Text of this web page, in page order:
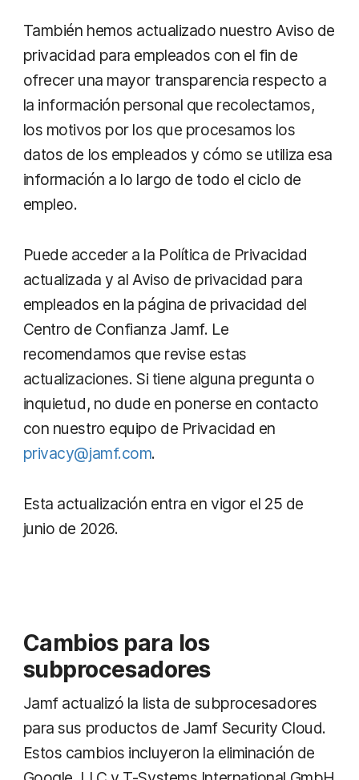
También hemos actualizado nuestro Aviso de
privacidad para empleados con el fin de
ofrecer una mayor transparencia respecto a
la información personal que recolectamos,
los motivos por los que procesamos los
datos de los empleados y cómo se utiliza esa
información a lo largo de todo el ciclo de
empleo.
Puede acceder a la Política de Privacidad
actualizada y al Aviso de privacidad para
empleados en la página de privacidad del
Centro de Confianza Jamf. Le
recomendamos que revise estas
actualizaciones. Si tiene alguna pregunta o
inquietud, no dude en ponerse en contacto
con nuestro equipo de Privacidad en
privacy@jamf.com.
Esta actualización entra en vigor el 25 de
junio de 2026.
Cambios para los
subprocesadores
Jamf actualizó la lista de subprocesadores
para sus productos de Jamf Security Cloud.
Estos cambios incluyeron la eliminación de